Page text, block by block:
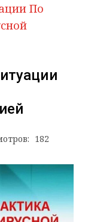
По
182